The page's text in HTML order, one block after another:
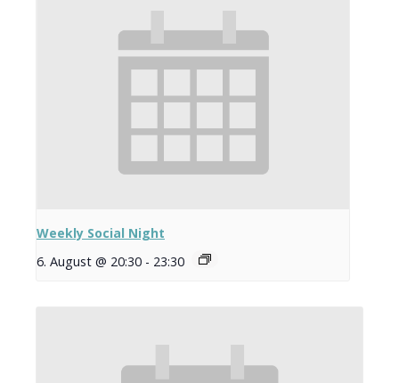
Weekly Social Night
6. August @ 20:30 - 23:30